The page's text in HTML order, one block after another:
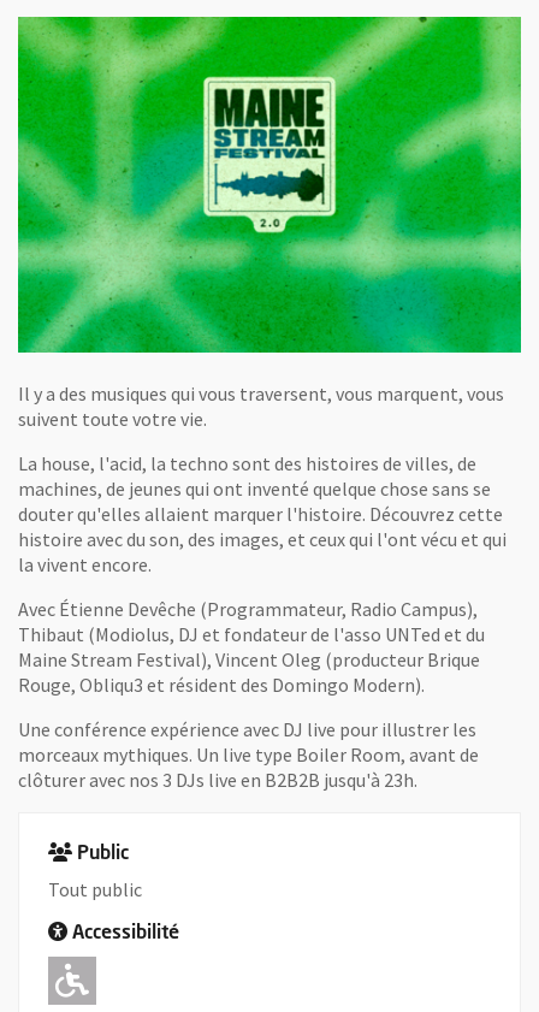
Il y a des musiques qui vous traversent, vous marquent, vous
suivent toute votre vie.
La house, l'acid, la techno sont des histoires de villes, de
machines, de jeunes qui ont inventé quelque chose sans se
douter qu'elles allaient marquer l'histoire. Découvrez cette
histoire avec du son, des images, et ceux qui l'ont vécu et qui
la vivent encore.
Avec Étienne Devêche (Programmateur, Radio Campus),
Thibaut (Modiolus, DJ et fondateur de l'asso UNTed et du
Maine Stream Festival), Vincent Oleg (producteur Brique
Rouge, Obliqu3 et résident des Domingo Modern).
Une conférence expérience avec DJ live pour illustrer les
morceaux mythiques. Un live type Boiler Room, avant de
clôturer avec nos 3 DJs live en B2B2B jusqu'à 23h.
Public
Tout public
Accessibilité
Adapté pour l'handicap Moteur